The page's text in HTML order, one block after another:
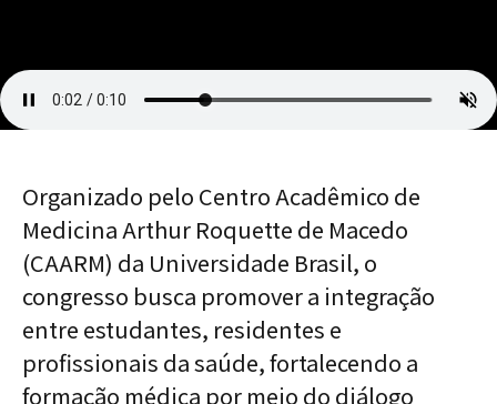
Organizado pelo Centro Acadêmico de
Medicina Arthur Roquette de Macedo
(CAARM) da Universidade Brasil, o
congresso busca promover a integração
entre estudantes, residentes e
profissionais da saúde, fortalecendo a
formação médica por meio do diálogo